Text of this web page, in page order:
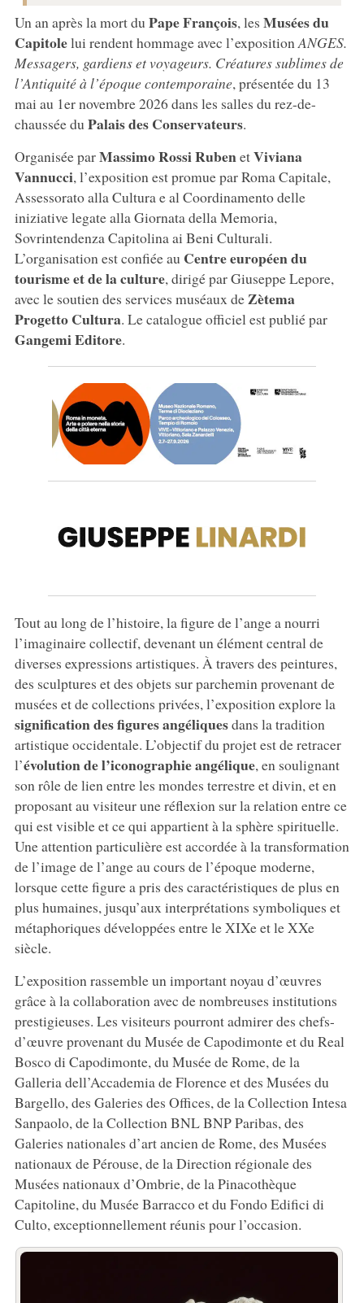
Un an après la mort du Pape François, les Musées du
Capitolelui rendent hommage avec l’exposition ANGES.
Messagers, gardiens et voyageurs. Créatures sublimes de
l’Antiquité à l’époque contemporaine, présentée du 13
mai au 1er novembre 2026 dans les salles du rez-de-
chaussée du Palais des Conservateurs.
Organisée parMassimo Rossi RubenetViviana
Vannucci, l’exposition est promue par Roma Capitale,
Assessorato alla Cultura e al Coordinamento delle
iniziative legate alla Giornata della Memoria,
Sovrintendenza Capitolina ai Beni Culturali.
L’organisation est confiée au Centre européen du
tourisme et de la culture, dirigé par Giuseppe Lepore,
avec le soutien des services muséaux deZètema
Progetto Cultura. Le catalogue officiel est publié par
Gangemi Editore.
Tout au long de l’histoire, la figure de l’ange a nourri
l’imaginaire collectif, devenant un élément central de
diverses expressions artistiques. À travers des peintures,
des sculptures et des objets sur parchemin provenant de
musées et de collections privées, l’exposition explore la
signification des figures angéliquesdans la tradition
artistique occidentale. L’objectif du projet est de retracer
l’évolution de l’iconographie angélique, en soulignant
son rôle de lien entre les mondes terrestre et divin, et en
proposant au visiteur une réflexion sur la relation entre ce
qui est visible et ce qui appartient à la sphère spirituelle.
Une attention particulière est accordée à la transformation
de l’image de l’ange au cours de l’époque moderne,
lorsque cette figure a pris des caractéristiques de plus en
plus humaines, jusqu’aux interprétations symboliques et
métaphoriques développées entre le XIXe et le XXe
siècle.
L’exposition rassemble un important noyau d’œuvres
grâce à la collaboration avec de nombreuses institutions
prestigieuses. Les visiteurs pourront admirer des chefs-
d’œuvre provenant du Musée de Capodimonte et du Real
Bosco di Capodimonte, du Musée de Rome, de la
Galleria dell’Accademia de Florence et des Musées du
Bargello, des Galeries des Offices, de la Collection Intesa
Sanpaolo, de la Collection BNL BNP Paribas, des
Galeries nationales d’art ancien de Rome, des Musées
nationaux de Pérouse, de la Direction régionale des
Musées nationaux d’Ombrie, de la Pinacothèque
Capitoline, du Musée Barracco et du Fondo Edifici di
Culto, exceptionnellement réunis pour l’occasion.